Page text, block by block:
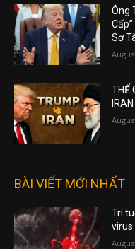
Ông
Sơ
THẾ
BÀI VIẾT MỚI NHẤT
Trí
virus